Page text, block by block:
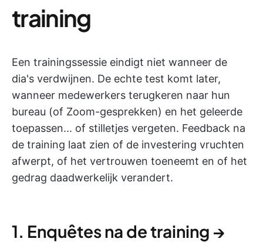
training
Een trainingssessie eindigt niet wanneer de
dia's verdwijnen. De echte test komt later,
wanneer medewerkers terugkeren naar hun
bureau (of Zoom-gesprekken) en het geleerde
toepassen... of stilletjes vergeten. Feedback na
de training laat zien of de investering vruchten
afwerpt, of het vertrouwen toeneemt en of het
gedrag daadwerkelijk verandert.
1. Enquêtes na de training →